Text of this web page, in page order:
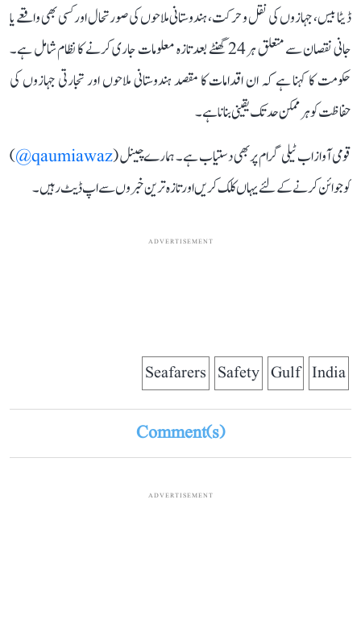
ڈیٹا بیس، جہازوں کی نقل و حرکت، ہندوستانی ملاحوں کی صورتحال اور کسی بھی واقعے یا
جانی نقصان سے متعلق ہر 24 گھنٹے بعد تازہ معلومات جاری کرنے کا نظام شامل ہے۔
حکومت کا کہنا ہے کہ ان اقدامات کا مقصد ہندوستانی ملاحوں اور تجارتی جہازوں کی
حفاظت کو ہر ممکن حد تک یقینی بنانا ہے۔
قومی آواز اب ٹیلی گرام پر بھی دستیاب ہے۔ ہمارے چینل (qaumiawaz@
)
کو جوائن کرنے کے لئے یہاں کلک کریں اور تازہ ترین خبروں سے اپ ڈیٹ رہیں۔
ADVERTISEMENT
India
Gulf
Safety
Seafarers
Comment(s)
ADVERTISEMENT